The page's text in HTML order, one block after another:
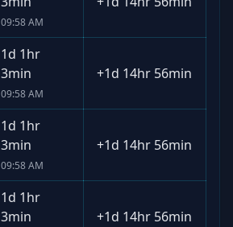
09:58 AM
1d 1hr
3min
09:58 AM
+1d 14hr 56min
1d 1hr
3min
09:58 AM
+1d 14hr 56min
1d 1hr
3min
+1d 14hr 56min